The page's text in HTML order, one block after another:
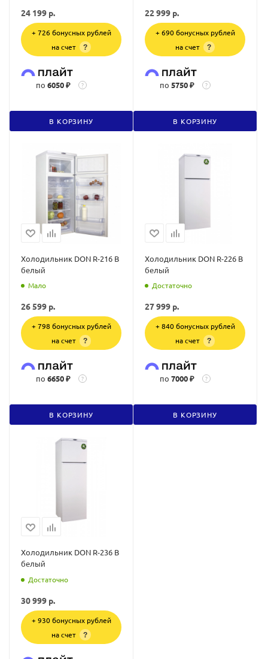
24 199 р.
+ 726 бонусных рублей
на счет
?
по 6050 ₽ ?
В КОРЗИНУ
22 999 р.
+ 690 бонусных рублей
на счет
?
по 5750 ₽ ?
В КОРЗИНУ
Холодильник DON R-216 B
белый
Мало
26 599 р.
+ 798 бонусных рублей
на счет
?
по 6650 ₽ ?
В КОРЗИНУ
Холодильник DON R-226 B
белый
Достаточно
27 999 р.
+ 840 бонусных рублей
на счет
?
по 7000 ₽ ?
В КОРЗИНУ
Холодильник DON R-236 B
белый
Достаточно
30 999 р.
+ 930 бонусных рублей
на счет
?